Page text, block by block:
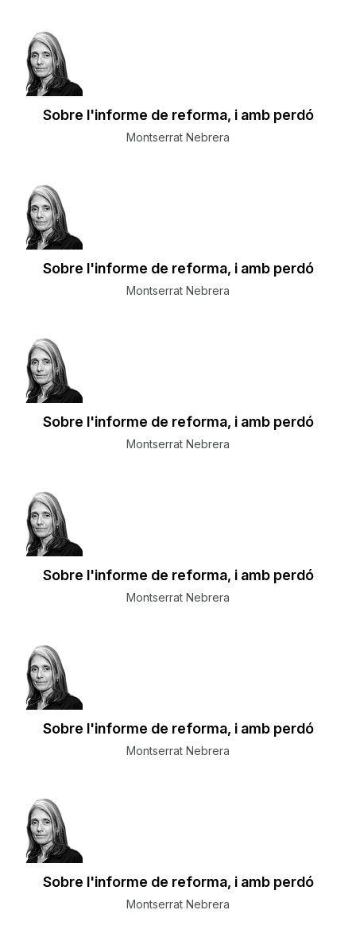
Sobre l'informe de reforma, i amb perdó
Montserrat Nebrera
Sobre l'informe de reforma, i amb perdó
Montserrat Nebrera
Sobre l'informe de reforma, i amb perdó
Montserrat Nebrera
Sobre l'informe de reforma, i amb perdó
Montserrat Nebrera
Sobre l'informe de reforma, i amb perdó
Montserrat Nebrera
Sobre l'informe de reforma, i amb perdó
Montserrat Nebrera